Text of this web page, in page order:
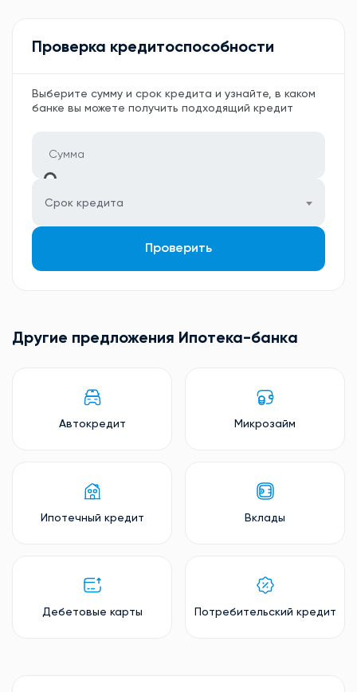
Проверка кредитоспособности
Выберите сумму и срок кредита и узнайте, в каком
банке вы можете получить подходящий кредит
Срок кредита
Проверить
Другие предложения Ипотека-банкa
Автокредит Микрозайм
Ипотечный кредит Вклады
Дебетовые карты Потребительский кредит